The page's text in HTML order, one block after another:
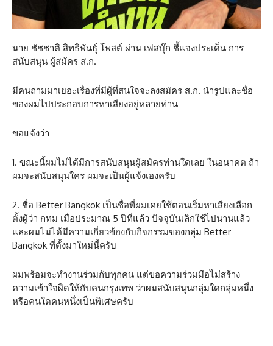
นาย ชัชชาติ สิทธิพันธุ์ โพสต์ ผ่าน เฟสบุ๊ก ชี้แจงประเด็น การ
สนับสนุน ผู้สมัคร ส.ก.
มีคนถามมาเยอะเรื่องที่มีผู้ที่สนใจจะลงสมัคร ส.ก. นำรูปและชื่อ
ของผมไปประกอบการหาเสียงอยู่หลายท่าน
ขอแจ้งว่า
1. ขณะนี้ผมไม่ได้มีการสนับสนุนผู้สมัครท่านใดเลย ในอนาคต ถ้า
ผมจะสนับสนุนใคร ผมจะเป็นผู้แจ้งเองครับ
2. ชื่อ Better Bangkok เป็นชื่อที่ผมเคยใช้ตอนเริ่มหาเสียงเลือก
ตั้งผู้ว่า กทม เมื่อประมาณ 5 ปีที่แล้ว ปัจจุบันเลิกใช้ไปนานแล้ว
และผมไม่ได้มีความเกี่ยวข้องกับกิจกรรมของกลุ่ม Better
Bangkok ที่ตั้งมาใหม่นี้ครับ
ผมพร้อมจะทำงานร่วมกับทุกคน แต่ขอความร่วมมือไม่สร้าง
ความเข้าใจผิดให้กับคนกรุงเทพ ว่าผมสนับสนุนกลุ่มใดกลุ่มหนึ่ง
หรือคนใดคนหนึ่งเป็นพิเศษครับ